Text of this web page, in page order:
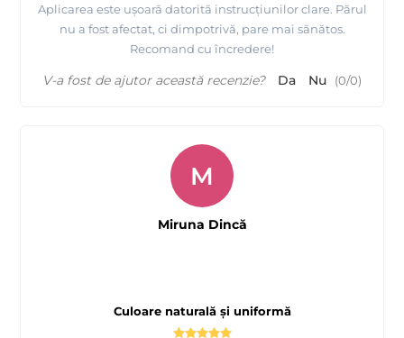
Aplicarea este ușoară datorită instrucțiunilor clare. Părul
nu a fost afectat, ci dimpotrivă, pare mai sănătos.
Recomand cu încredere!
V-a fost de ajutor această recenzie? Da Nu (0/0)
Culoare naturală și uniformă
M
Miruna Dincă